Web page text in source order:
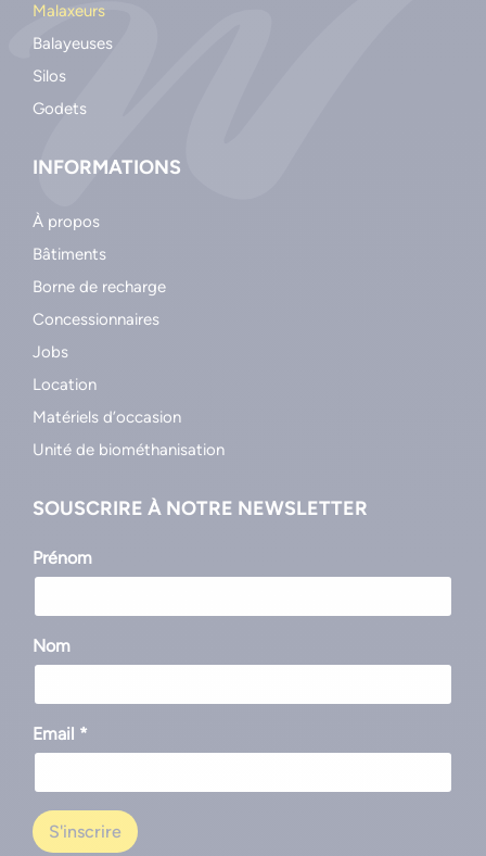
Malaxeurs
Balayeuses
Silos
Godets
INFORMATIONS
À propos
Bâtiments
Borne de recharge
Concessionnaires
Jobs
Location
Matériels d’occasion
Unité de biométhanisation
SOUSCRIRE À NOTRE NEWSLETTER
Prénom
Nom
Email *